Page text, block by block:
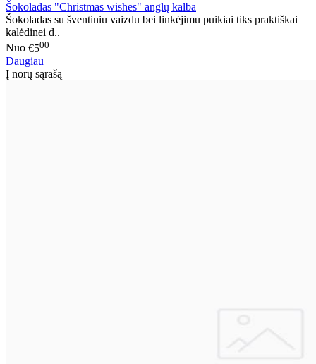
Šokoladas "Christmas wishes" anglų kalba
Šokoladas su šventiniu vaizdu bei linkėjimu puikiai tiks praktiškai
kalėdinei d..
Nuo €500
Daugiau
Į norų sąrašą